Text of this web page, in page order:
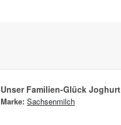
Unser Familien-Glück Joghurt
Marke: Sachsenmilch